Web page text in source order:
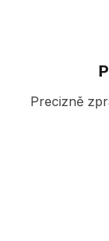
Precizně